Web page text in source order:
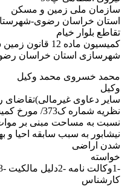
سازمان ملی زمین و مسکن
استان خراسان رضوی-
تقاطع بلوار خیام
کمیسیون ماده
شهرسازی استان خراسان
محمد خسروی محمد وکیل
وکیل
سایر دعاوی
نسبت به مساحت مبنی بر موات
نیشابور به سبب سابقه احیا و
شدن اراضی
خواسته
کارشناس